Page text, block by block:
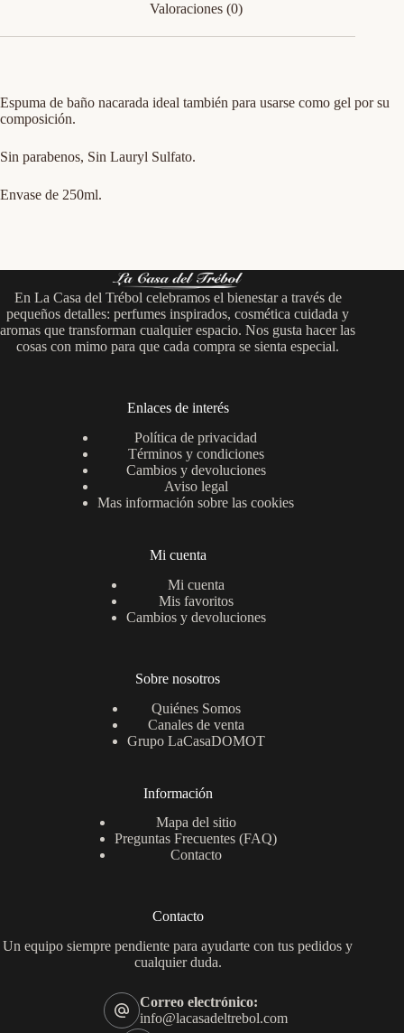
Valoraciones (0)
Espuma de baño nacarada ideal también para usarse como gel por su
composición.
Sin parabenos, Sin Lauryl Sulfato.
Envase de 250ml.
En La Casa del Trébol celebramos el bienestar a través de
pequeños detalles: perfumes inspirados, cosmética cuidada y
aromas que transforman cualquier espacio. Nos gusta hacer las
cosas con mimo para que cada compra se sienta especial.
Enlaces de interés
Política de privacidad
Términos y condiciones
Cambios y devoluciones
Aviso legal
Mas información sobre las cookies
Mi cuenta
Mi cuenta
Mis favoritos
Cambios y devoluciones
Sobre nosotros
Quiénes Somos
Canales de venta
Grupo LaCasaDOMOT
Información
Mapa del sitio
Preguntas Frecuentes (FAQ)
Contacto
Contacto
Un equipo siempre pendiente para ayudarte con tus pedidos y
cualquier duda.
Correo electrónico:
info@lacasadeltrebol.com